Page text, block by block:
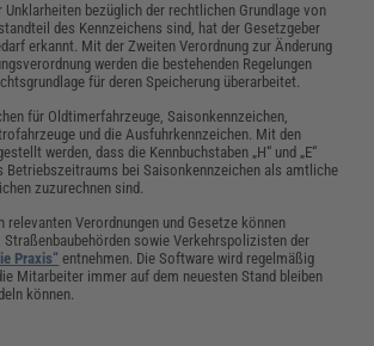
bezüglich der rechtlichen Grundlage von
des Kennzeichens sind, hat der Gesetzgeber
erkannt. Mit der Zweiten Verordnung zur Änderung
werden die bestehenden Regelungen
für deren Speicherung überarbeitet.
für Oldtimerfahrzeuge, Saisonkennzeichen,
und die Ausfuhrkennzeichen. Mit den
werden, dass die Kennbuchstaben „H“ und „E“
Betriebszeitraums bei Saisonkennzeichen als amtliche
zuzurechnen sind.
Verordnungen und Gesetze können
Straßenbaubehörden sowie Verkehrspolizisten der
Praxis“ entnehmen. Die Software wird regelmäßig
Mitarbeiter immer auf dem neuesten Stand bleiben
können.